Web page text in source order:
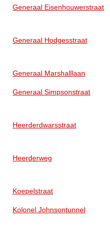
Generaal Eisenhouwerstraat
Generaal Hodgesstraat
Generaal Marshalllaan
Generaal Simpsonstraat
Heerderdwarsstraat
Heerderweg
Koepelstraat
Kolonel Johnsontunnel